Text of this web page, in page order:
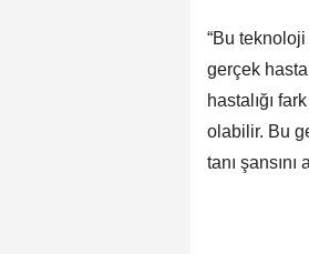
“Bu
gerçek
hastalığı
olabilir. Bu
tanı